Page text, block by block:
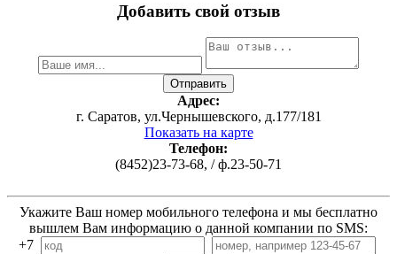
Добавить свой отзыв
Адрес:
г. Саратов, ул.Чернышевского, д.177/181
Показать на карте
Телефон:
(8452)23-73-68, / ф.23-50-71
Укажите Ваш номер мобильного телефона и мы бесплатно
вышлем Вам информацию о данной компании по SMS:
+7